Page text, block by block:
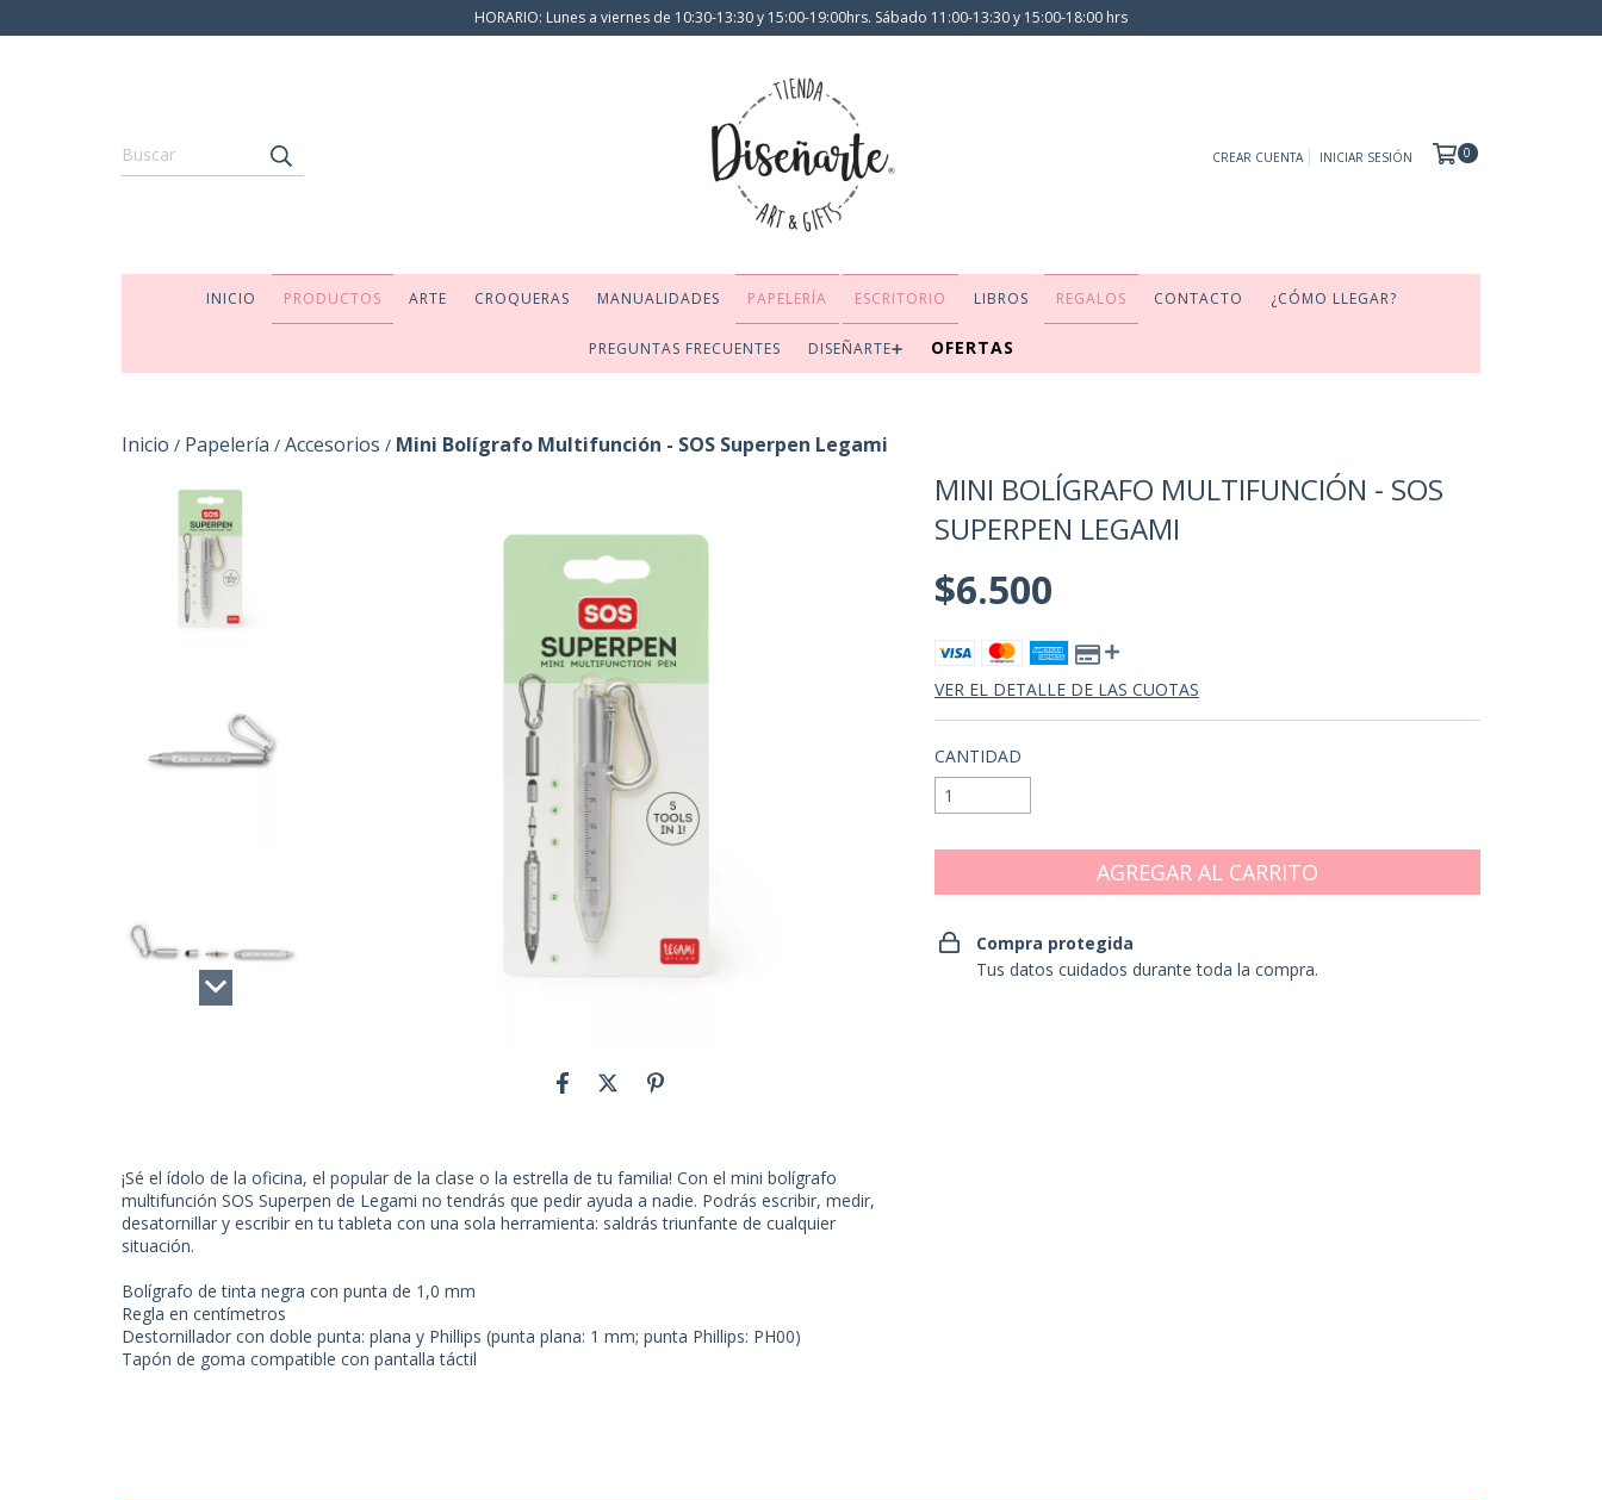
HORARIO: Lunes a viernes de 10:30-13:30 y 15:00-19:00hrs. Sábado 11:00-13:30 y 15:00-18:00 hrs
CREAR CUENTA INICIAR SESIÓN 0
INICIO PRODUCTOS ARTE CROQUERAS MANUALIDADES PAPELERÍA ESCRITORIO LIBROS REGALOS CONTACTO ¿CÓMO LLEGAR?
PREGUNTAS FRECUENTES DISEÑARTE➕ OFERTAS
Inicio / Papelería / Accesorios / Mini Bolígrafo Multifunción - SOS Superpen Legami
¡Sé el ídolo de la oficina, el popular de la clase o la estrella de tu familia! Con el mini bolígrafo
multifunción SOS Superpen de Legami no tendrás que pedir ayuda a nadie. Podrás escribir, medir,
desatornillar y escribir en tu tableta con una sola herramienta: saldrás triunfante de cualquier
situación.
Bolígrafo de tinta negra con punta de 1,0 mm
Regla en centímetros
Destornillador con doble punta: plana y Phillips (punta plana: 1 mm; punta Phillips: PH00)
Tapón de goma compatible con pantalla táctil
MINI BOLÍGRAFO MULTIFUNCIÓN - SOS
SUPERPEN LEGAMI
$6.500
VER EL DETALLE DE LAS CUOTAS
CANTIDAD
Compra protegida
Tus datos cuidados durante toda la compra.